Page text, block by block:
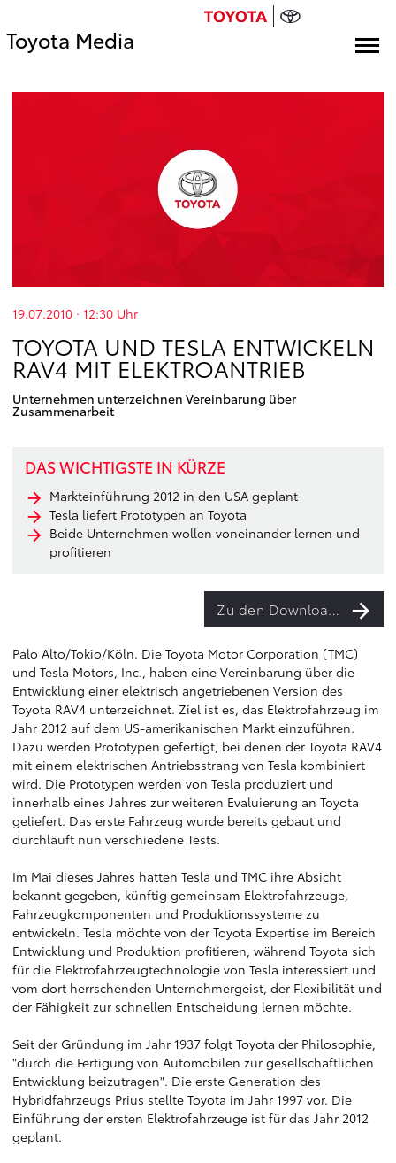
Toyota Media
19.07.2010 · 12:30 Uhr
TOYOTA UND TESLA ENTWICKELN
RAV4 MIT ELEKTROANTRIEB
Unternehmen unterzeichnen Vereinbarung über
Zusammenarbeit
DAS WICHTIGSTE IN KÜRZE
Markteinführung 2012 in den USA geplant
Tesla liefert Prototypen an Toyota
Beide Unternehmen wollen voneinander lernen und
profitieren
Zu den Downloads
Palo Alto/Tokio/Köln. Die Toyota Motor Corporation (TMC)
und Tesla Motors, Inc., haben eine Vereinbarung über die
Entwicklung einer elektrisch angetriebenen Version des
Toyota RAV4 unterzeichnet. Ziel ist es, das Elektrofahrzeug im
Jahr 2012 auf dem US-amerikanischen Markt einzuführen.
Dazu werden Prototypen gefertigt, bei denen der Toyota RAV4
mit einem elektrischen Antriebsstrang von Tesla kombiniert
wird. Die Prototypen werden von Tesla produziert und
innerhalb eines Jahres zur weiteren Evaluierung an Toyota
geliefert. Das erste Fahrzeug wurde bereits gebaut und
durchläuft nun verschiedene Tests.
Im Mai dieses Jahres hatten Tesla und TMC ihre Absicht
bekannt gegeben, künftig gemeinsam Elektrofahrzeuge,
Fahrzeugkomponenten und Produktionssysteme zu
entwickeln. Tesla möchte von der Toyota Expertise im Bereich
Entwicklung und Produktion profitieren, während Toyota sich
für die Elektrofahrzeugtechnologie von Tesla interessiert und
vom dort herrschenden Unternehmergeist, der Flexibilität und
der Fähigkeit zur schnellen Entscheidung lernen möchte.
Seit der Gründung im Jahr 1937 folgt Toyota der Philosophie,
"durch die Fertigung von Automobilen zur gesellschaftlichen
Entwicklung beizutragen". Die erste Generation des
Hybridfahrzeugs Prius stellte Toyota im Jahr 1997 vor. Die
Einführung der ersten Elektrofahrzeuge ist für das Jahr 2012
geplant.